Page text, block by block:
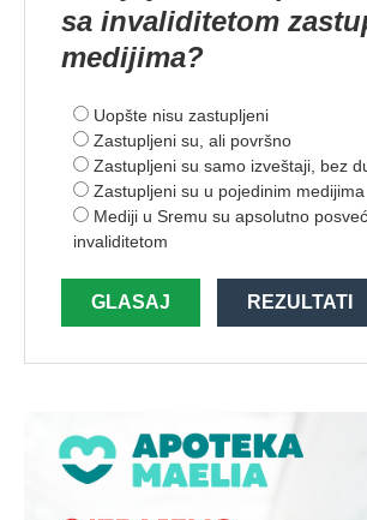
sa invaliditetom
medijima?
Uopšte nisu zastupljeni
Zastupljeni su, ali površno
Zastupljeni su samo izveštaji, bez
Zastupljeni su u pojedinim medijima
Mediji u Sremu su apsolutno
invaliditetom
GLASAJ REZULTATI